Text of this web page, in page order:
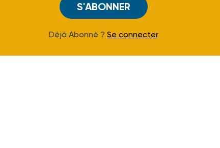
S'ABONNER
Déjà Abonné ? Se connecter